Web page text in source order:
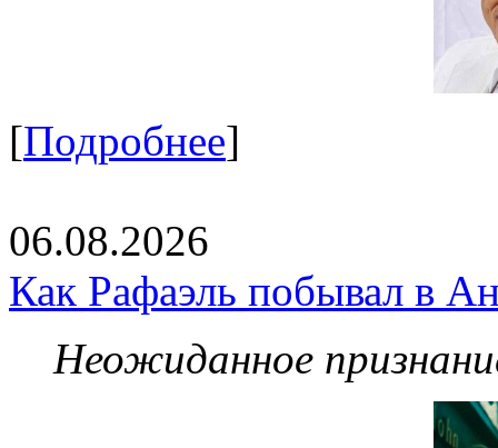
[Подробнее]
06.08.2026
Как Рафаэль побывал в
Неожиданное